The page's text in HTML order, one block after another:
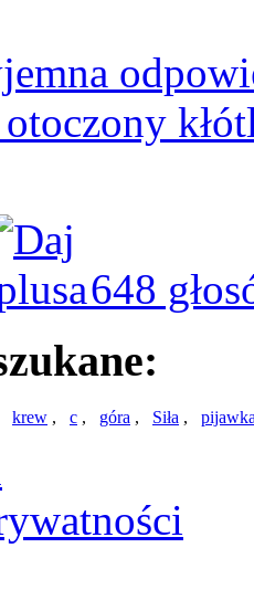
otoczony
648
krew , c , góra , Siła ,